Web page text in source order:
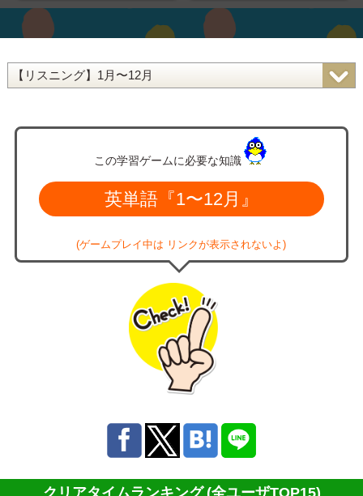
この学習ゲームに必要な知識
英単語『1〜12月』
(ゲームプレイ中は リンクが表示されないよ)
クリアタイムランキング (全ユーザTOP15)